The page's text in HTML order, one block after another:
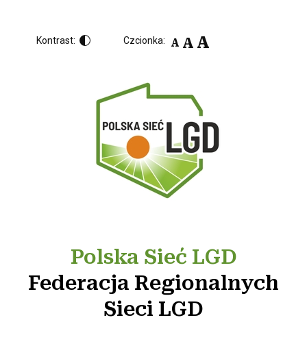
Kontrast: Czcionka: A A A
Polska Sieć LGD
Federacja Regionalnych
Sieci LGD